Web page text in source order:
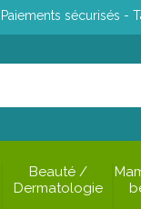
Paiements sécurisés -
Beauté /
Dermatologie